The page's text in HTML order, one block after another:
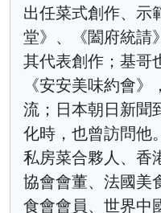
出任菜式創作、示
堂》、《闔府統請
其代表創作；基哥
《安安美味約會
流；日本朝日新聞
化時，也曾訪問他
私房菜合夥人、香
協會會董、法國美
食會會員、世界中